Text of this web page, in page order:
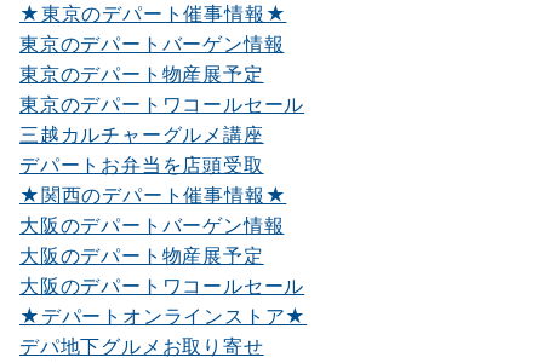
★東京のデパート催事情報★
東京のデパートバーゲン情報
東京のデパート物産展予定
東京のデパートワコールセール
三越カルチャーグルメ講座
デパートお弁当を店頭受取
★関西のデパート催事情報★
大阪のデパートバーゲン情報
大阪のデパート物産展予定
大阪のデパートワコールセール
★デパートオンラインストア★
デパ地下グルメお取り寄せ